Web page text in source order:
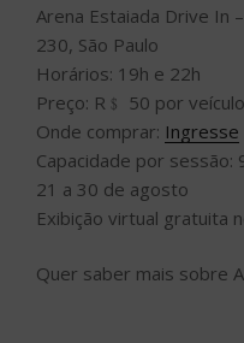
Arena Estaiada Drive In
230, São Paulo
Horários: 19h e 22h
Preço: R﹩ 50 por veículo
Onde comprar: Ingresse
Capacidade por sessão:
21 a 30 de agosto
Exibição virtual gratuita
Quer saber mais sobre